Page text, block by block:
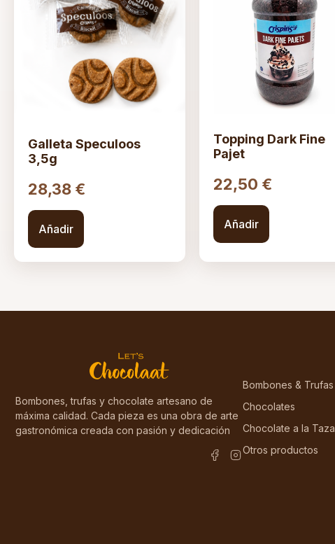
Galleta Speculoos
3,5g
28,38 €
Añadir
Topping Dark Fine
Pajet
22,50 €
Añadir
Bombones, trufas y chocolate artesano de
máxima calidad. Cada pieza es una obra de arte
gastronómica creada con pasión y dedicación
Bombones & Trufas
Chocolates
Chocolate a la Taza
Otros productos